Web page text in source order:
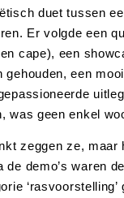
duet tussen
Er volgde een
cape), een
gehouden, een
was geen enkel
zeggen ze,
de demo’s waren